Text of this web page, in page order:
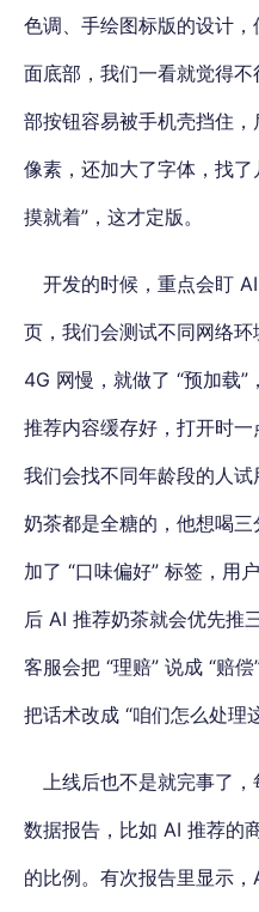
色调、手绘图标版的设计
面底部，我们一看就觉得
部按钮容易被手机壳挡住
像素，还加大了字体，找
摸就着”，这才定版。
开发的时候，重点会盯
页，我们会测试不同网络
4G 网慢，就做了 “预加载
推荐内容缓存好，打开时一
我们会找不同年龄段的人
奶茶都是全糖的，他想喝
加了 “口味偏好” 标签，用
后 AI 推荐奶茶就会优先推
客服会把 “理赔” 说成 “赔
把话术改成 “咱们怎么处理
上线后也不是就完事了
数据报告，比如 AI 推荐的
的比例。有次报告里显示